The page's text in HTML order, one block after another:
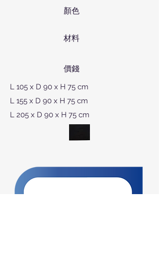
顏色
材料
價錢
L 105 x D 90 x H 75 cm
L 155 x D 90 x H 75 cm
L 205 x D 90 x H 75 cm